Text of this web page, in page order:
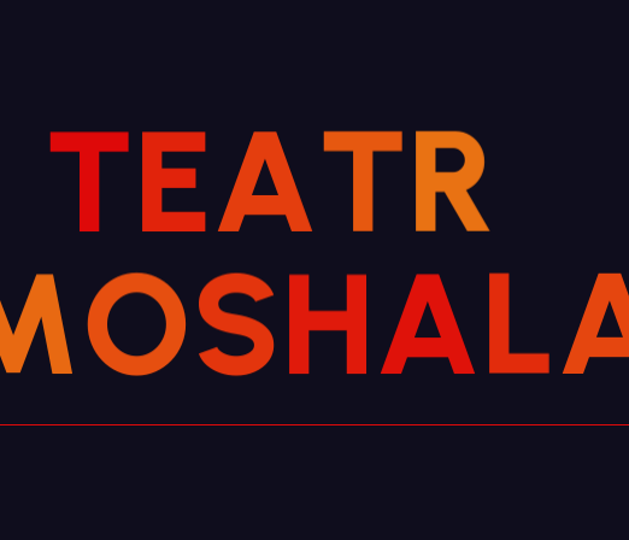
TEATR
OSHAL